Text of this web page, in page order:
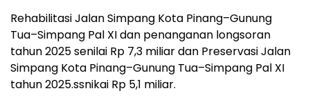
Rehabilitasi Jalan Simpang Kota Pinang–Gunung
Tua–Simpang Pal XI dan penanganan longsoran
tahun 2025 senilai Rp 7,3 miliar dan Preservasi Jalan
Simpang Kota Pinang–Gunung Tua–Simpang Pal XI
tahun 2025.ssnikai Rp 5,1 miliar.